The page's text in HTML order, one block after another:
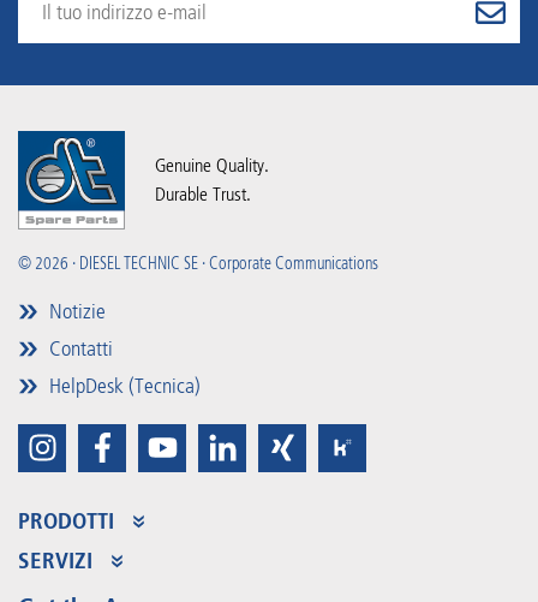
Genuine Quality.
Durable Trust.
© 2026 · DIESEL TECHNIC SE · Corporate Communications
Notizie
Contatti
HelpDesk (Tecnica)
PRODOTTI
Assortimento dei prodotti
Partner Portal
SERVIZI
Vantaggi